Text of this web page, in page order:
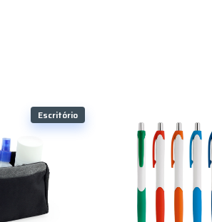
Escritório